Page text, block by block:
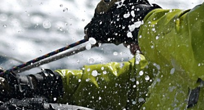
Un nouveau Maxi Edmond de
Source
Gitana Team
8 mai 2025
0